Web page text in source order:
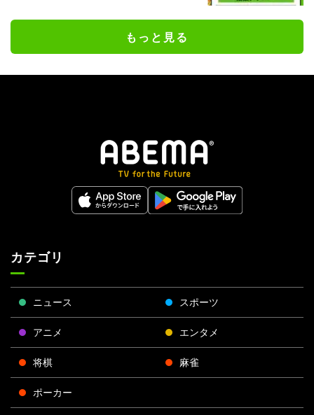
もっと見る
カテゴリ
ニュース スポーツ
アニメ エンタメ
将棋 麻雀
ポーカー